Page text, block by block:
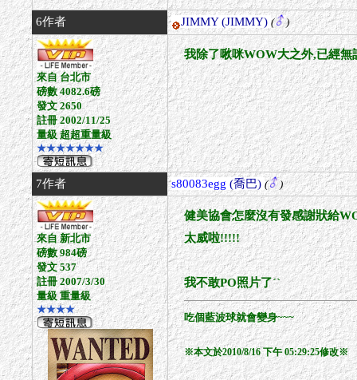
6作者 JIMMY (JIMMY) ( )
來自 台北市
磅數 4082.6磅
發文 2650
註冊 2002/11/25
量級 超超重量級
★★★★★★★
我除了啾咪WOW大之外,已經無
7作者 s80083egg(喬巴) ( )
來自 新北市
磅數 984磅
發文 537
註冊 2007/3/30
量級 重量級
★★★★
健美協會怎麼沒有發感謝狀給
太威啦!!!!!
我不敢PO照片了ˊˋ
吃個藍波球就會變身~~~
※本文於2010/8/16 下午 05:29:25修改※